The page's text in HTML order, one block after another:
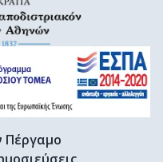
Πέργαμο